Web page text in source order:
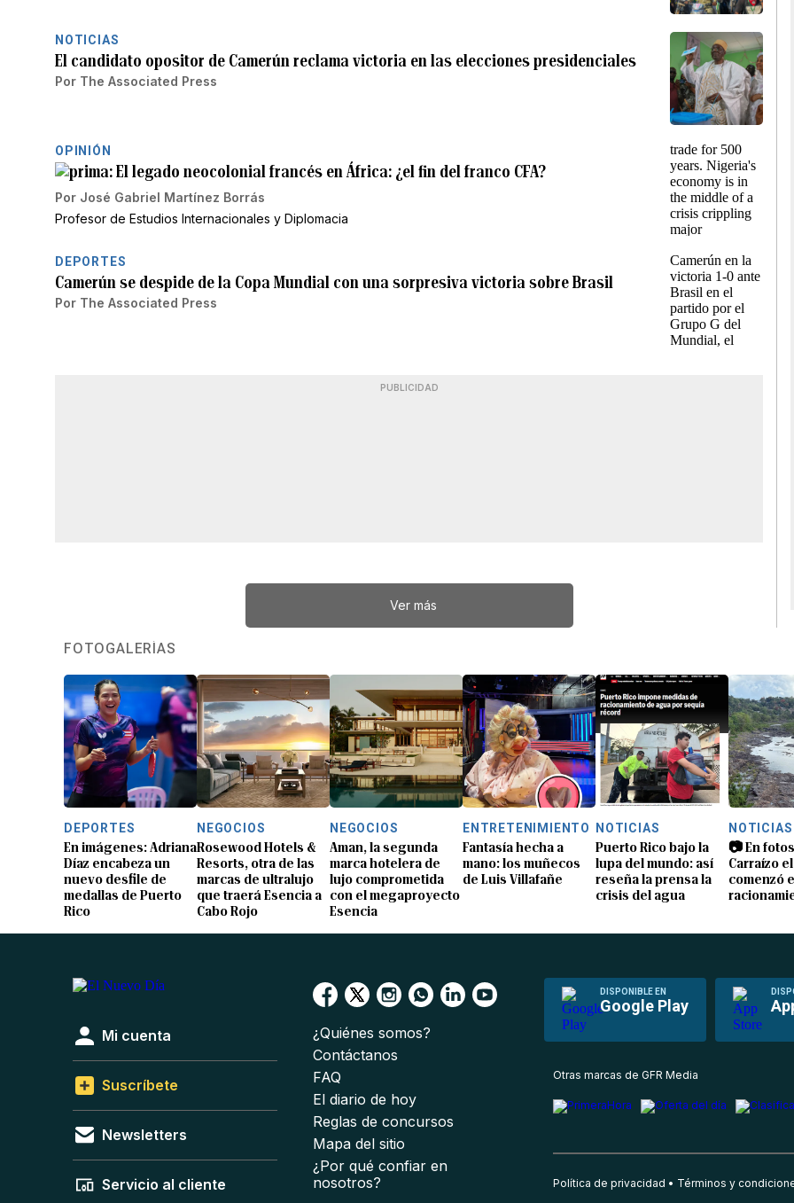
NOTICIAS
El candidato opositor de Camerún reclama victoria en las elecciones presidenciales
Por The Associated Press
OPINIÓN
El legado neocolonial francés en África: ¿el fin del franco CFA?
Por José Gabriel Martínez Borrás
Profesor de Estudios Internacionales y Diplomacia
DEPORTES
Camerún se despide de la Copa Mundial con una sorpresiva victoria sobre Brasil
Por The Associated Press
PUBLICIDAD
Ver más
FOTOGALERÍAS
DEPORTES
En imágenes: Adriana
Díaz encabeza un
nuevo desfile de
medallas de Puerto
Rico
NEGOCIOS
Rosewood Hotels &
Resorts, otra de las
marcas de ultralujo
que traerá Esencia a
Cabo Rojo
NEGOCIOS
Aman, la segunda
marca hotelera de
lujo comprometida
con el megaproyecto
Esencia
ENTRETENIMIENTO
Fantasía hecha a
mano: los muñecos
de Luis Villafañe
NOTICIAS
Puerto Rico bajo la
lupa del mundo: así
reseña la prensa la
crisis del agua
NOTICIAS
📷 En
Carraízo
comenzó
DISPONIBLE EN
Google Play
Mi cuenta
Suscríbete
Newsletters
Servicio al cliente
¿Quiénes somos?
Contáctanos
FAQ
El diario de hoy
Reglas de concursos
Mapa del sitio
¿Por qué confiar en
nosotros?
Otras marcas de GFR Media
Política de privacidad Términos y